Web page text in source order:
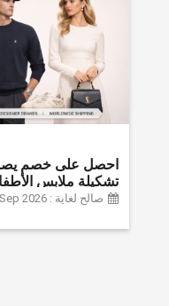
تشكيلة ملابس
خصم
صالح لغاية : 30th Sep 2026